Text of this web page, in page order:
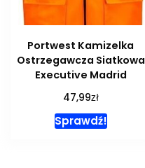
Portwest Kamizelka
Ostrzegawcza Siatkowa
Executive Madrid
47,99zł
Sprawdź!